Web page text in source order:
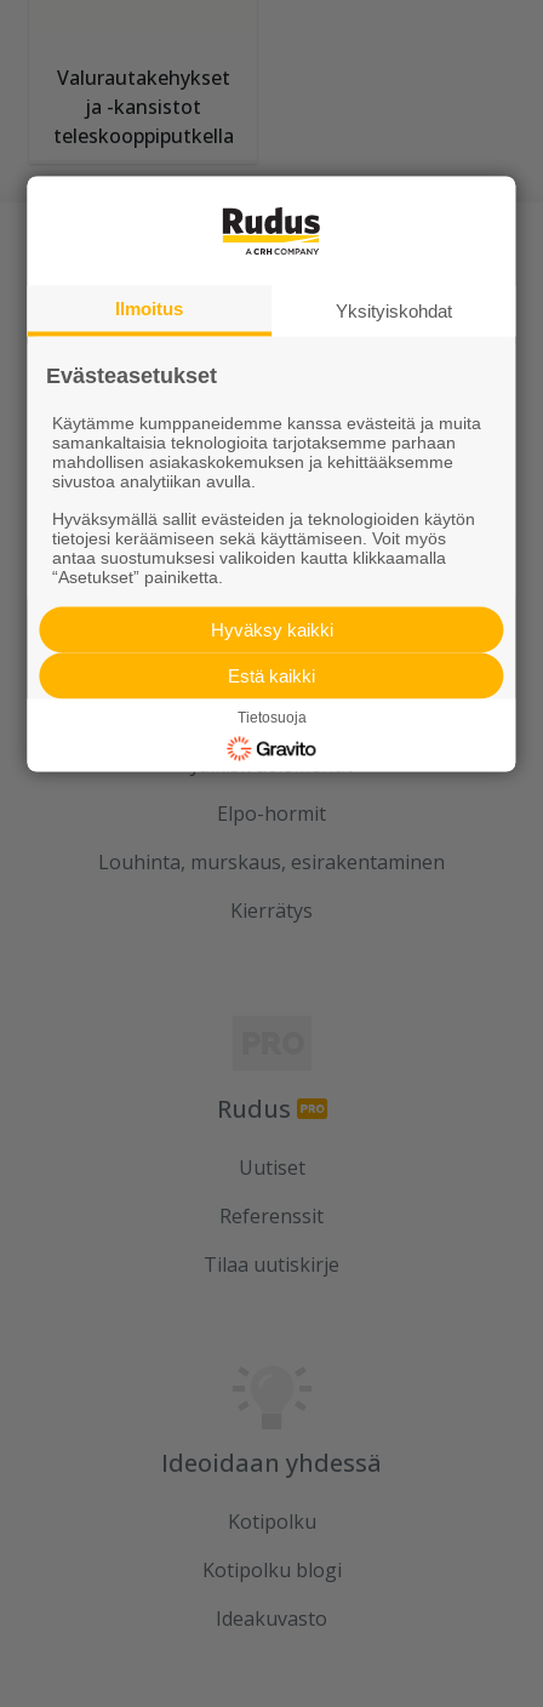
Valurautakehykset
ja -kansistot
teleskooppiputkella
KEVEÄ tuotteet
Kiviainekset
Pihakivet ja maisematuotteet
Betoni
Kaivot ja putket
Infraelementit
Porraselementit
Julkisivuelementit
Elpo-hormit
Louhinta, murskaus, esirakentaminen
Kierrätys
Rudus
Uutiset
Referenssit
Tilaa uutiskirje
Ideoidaan yhdessä
Kotipolku
Kotipolku blogi
Ideakuvasto
Ilmoitus Yksityiskohdat
Evästeasetukset
Käytämme kumppaneidemme kanssa evästeitä ja muita
samankaltaisia teknologioita tarjotaksemme parhaan
mahdollisen asiakaskokemuksen ja kehittääksemme
sivustoa analytiikan avulla.
Hyväksymällä sallit evästeiden ja teknologioiden käytön
tietojesi keräämiseen sekä käyttämiseen. Voit myös
antaa suostumuksesi valikoiden kautta klikkaamalla
“Asetukset” painiketta.
Hyväksy kaikki
Estä kaikki
Tietosuoja